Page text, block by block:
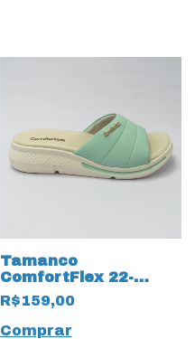
Tamanco
ComfortFlex 22-
68401 Slide com
palmilha extra
conforto Turquesa
R$159,00
Comprar